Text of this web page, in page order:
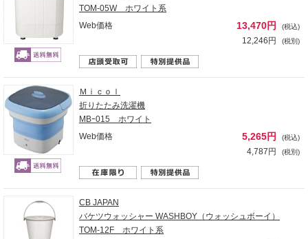
TOM-05W ホワイト系
Web価格
13,470円 (税込)
12,246円 (税別)
Ｍｉｃｏｌ
折りたたみ洗濯機
MBｰ015 ホワイト
Web価格
5,265円 (税込)
4,787円 (税別)
CB JAPAN
バケツウォッシャー WASHBOY（ウォッシュボーイ）
TOM-12F ホワイト系